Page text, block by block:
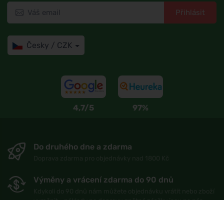
Přihlásit
Česky / CZK
4,7/5 97%
Do druhého dne a zdarma
Výměny a vrácení zdarma do 90 dnů